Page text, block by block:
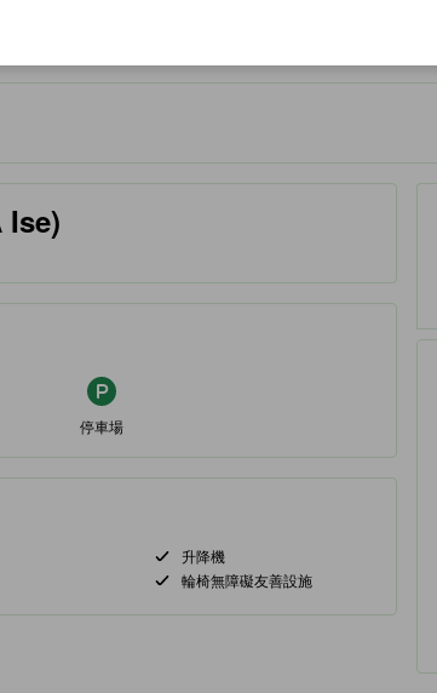
Ise)
停車場
升降機
輪椅無障礙友善設施